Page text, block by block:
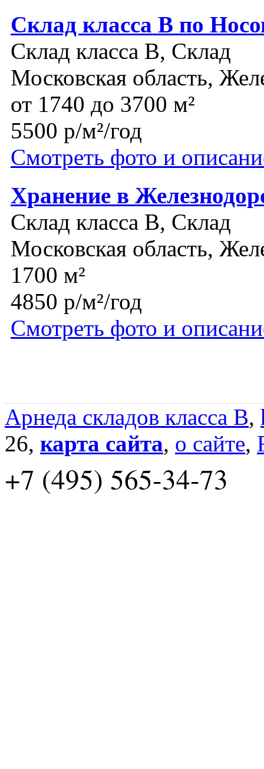
Склад класса В по
Склад класса B, Склад
Московская область,
от 1740 до 3700 м²
5500 р/м²/год
Смотреть фото и
Хранение в
Склад класса B, Склад
Московская область,
1700 м²
4850 р/м²/год
Смотреть фото и
Арнеда складов класса B,
26, карта сайта, о сайте,
+7 (495) 565-34-73